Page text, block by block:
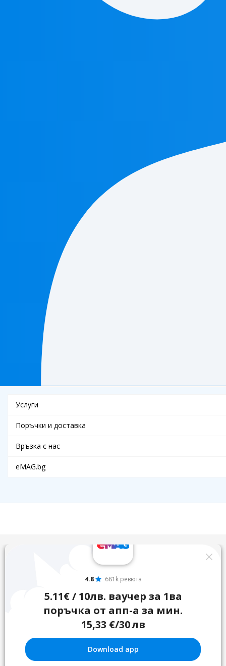
Услуги
Поръчки и доставка
Връзка с нас
eMAG.bg
4.8 681k ревюта
5.11€ / 10лв. ваучер за 1ва
поръчка от апп-а за мин.
15,33 €/30 лв
Download app